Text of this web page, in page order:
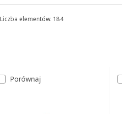
Sortowanie i filtrowanie
Liczba elementów: 184
Lista wyników
Porównaj